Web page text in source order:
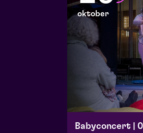
oktober
Babyconcert |